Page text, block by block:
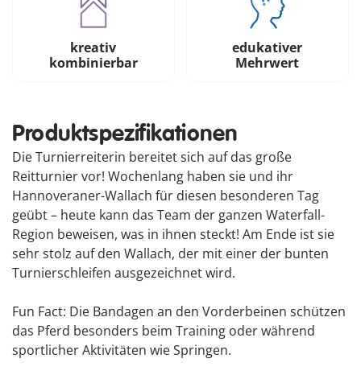
kreativ
kombinierbar
edukativer
Mehrwert
Produktspezifikationen
Die Turnierreiterin bereitet sich auf das große
Reitturnier vor! Wochenlang haben sie und ihr
Hannoveraner-Wallach für diesen besonderen Tag
geübt – heute kann das Team der ganzen Waterfall-
Region beweisen, was in ihnen steckt! Am Ende ist sie
sehr stolz auf den Wallach, der mit einer der bunten
Turnierschleifen ausgezeichnet wird.
Fun Fact: Die Bandagen an den Vorderbeinen schützen
das Pferd besonders beim Training oder während
sportlicher Aktivitäten wie Springen.